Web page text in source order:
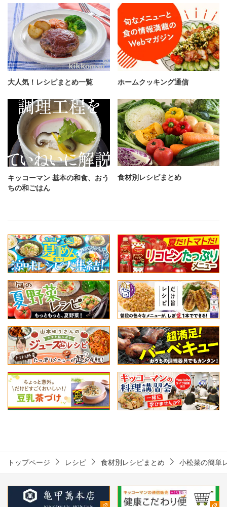
大人気！レシピまとめ一覧 ホームクッキング通信
キッコーマン 基本の和食、おう
ちの和ごはん
食材別レシピまとめ
トップページ レシピ 食材別レシピまとめ 小松菜の簡単